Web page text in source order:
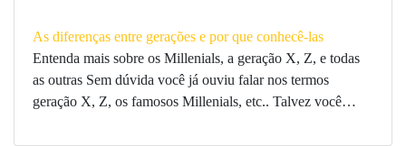
As diferenças entre gerações e por que conhecê-las
Entenda mais sobre os Millenials, a geração X, Z, e todas
as outras Sem dúvida você já ouviu falar nos termos
geração X, Z, os famosos Millenials, etc.. Talvez você…